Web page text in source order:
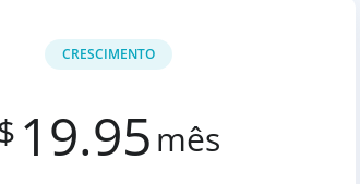
CRESCIMENTO
19.95mês